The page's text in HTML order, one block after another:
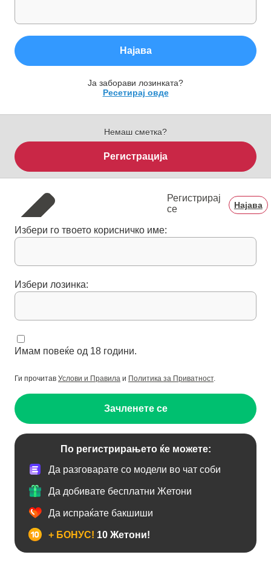
Најава
Ја заборави лозинката?
Ресетирај овде
Немаш сметка?
Регистрација
Регистрирај
се
Најава
Избери го твоето корисничко име:
Избери лозинка:
Имам повеќе од 18 години.
Ги прочитав Услови и Правила и Политика за Приватност.
Зачленете се
По регистрирањето ќе можете:
Да разговарате со модели во чат соби
Да добивате бесплатни Жетони
Да испраќате бакшиши
+ БОНУС! 10 Жетони!